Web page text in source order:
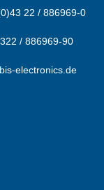
22 / 886969-0
/ 886969-90
electronics.de